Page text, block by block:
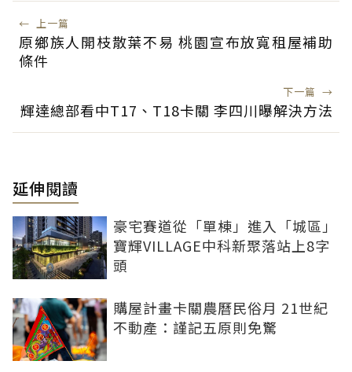
← 上一篇
原鄉族人開枝散葉不易 桃園宣布放寬租屋補助
條件
下一篇 →
輝達總部看中T17、T18卡關 李四川曝解決方法
延伸閱讀
豪宅賽道從「單棟」進入「城區」
寶輝VILLAGE中科新聚落站上8字
頭
購屋計畫卡關農曆民俗月 21世紀
不動產：謹記五原則免驚